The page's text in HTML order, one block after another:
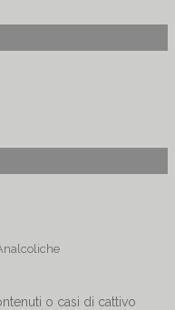
o casi di cattivo